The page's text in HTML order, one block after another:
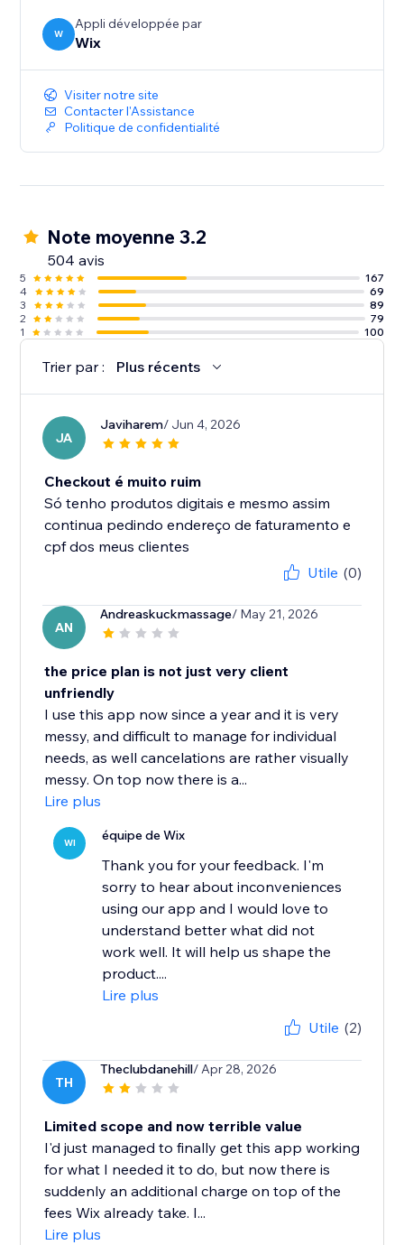
W
Appli développée par
Wix
Visiter notre site
Contacter l'Assistance
Politique de confidentialité
Note moyenne 3.2
504 avis
5
167
4
69
3
89
2
79
1
100
Trier par : Plus récents
JA
Javiharem/ Jun 4, 2026
Checkout é muito ruim
Só tenho produtos digitais e mesmo assim
continua pedindo endereço de faturamento e
cpf dos meus clientes
Utile (0)
AN
Andreaskuckmassage/ May 21, 2026
the price plan is not just very client
unfriendly
I use this app now since a year and it is very
messy, and difficult to manage for individual
needs, as well cancelations are rather visually
messy. On top now there is a...
Lire plus
WI équipe de Wix
Thank you for your feedback. I'm
sorry to hear about inconveniences
using our app and I would love to
understand better what did not
work well. It will help us shape the
product....
Lire plus
Utile (2)
TH
Theclubdanehill/ Apr 28, 2026
Limited scope and now terrible value
I'd just managed to finally get this app working
for what I needed it to do, but now there is
suddenly an additional charge on top of the
fees Wix already take. I...
Lire plus